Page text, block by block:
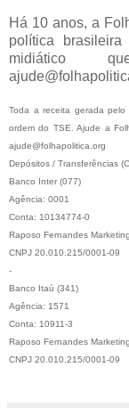
Há 10 anos, a
política
midiático
Toda a receita gerada
ordem do TSE. Ajude a
ajude@folhapolitica.org
Depósitos / Transferências
Banco Inter (077)
Agência: 0001
Conta: 10134774-0
Raposo Fernandes
CNPJ 20.010.215/0001-09
-
Banco Itaú (341)
Agência: 1571
Conta: 10911-3
Raposo Fernandes
CNPJ 20.010.215/0001-09